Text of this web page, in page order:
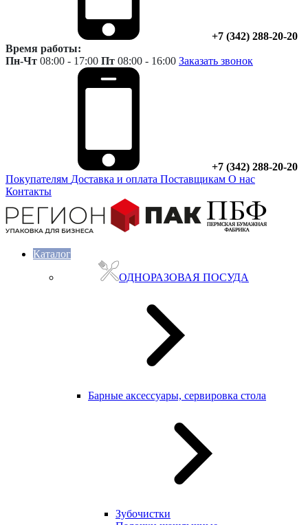
+7 (342) 288-20-20
Время работы:
Пн-Чт 08:00 - 17:00 Пт 08:00 - 16:00 Заказать звонок
+7 (342) 288-20-20
Покупателям Доставка и оплата Поставщикам О нас
Контакты
Каталог
ОДНОРАЗОВАЯ ПОСУДА
Барные аксессуары, сервировка стола
Зубочистки